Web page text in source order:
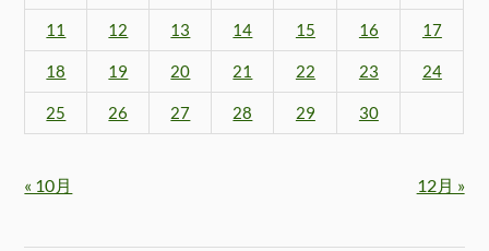
11 12 13 14 15 16 17
18 19 20 21 22 23 24
25 26 27 28 29 30
« 10月 12月 »